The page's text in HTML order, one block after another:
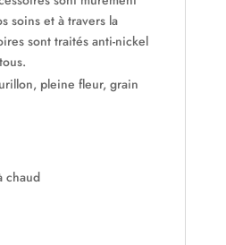
soins et à travers la
sont traités anti-nickel
pleine fleur, grain
chaud